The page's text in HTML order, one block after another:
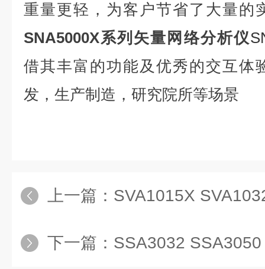
重量更轻，为客户节省了大量的
SNA5000X系列矢量网络分析仪
借其丰富的功能及优秀的交互体
发，生产制造，研究院所等场景
上一篇： SVA1015X SVA1032X
下一篇： SSA3032 SSA3050